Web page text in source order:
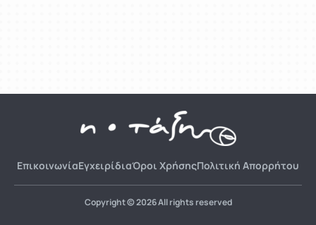
ΕπικοινωνίαΕγχειρίδιαΌροι ΧρήσηςΠολιτική Απορρήτου
Copyright © 2026 All rights reserved